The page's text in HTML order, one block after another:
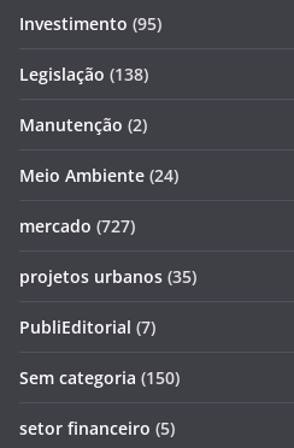
Investimento (95)
Legislação (138)
Manutenção (2)
Meio Ambiente (24)
mercado (727)
projetos urbanos (35)
PubliEditorial (7)
Sem categoria (150)
setor financeiro (5)